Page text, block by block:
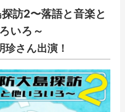
訪2〜落語と音楽と
いろ～
珍さん出演！